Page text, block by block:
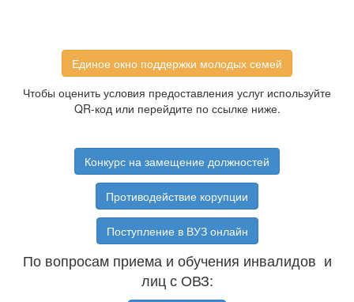
Единое окно поддержки молодых семей
Чтобы оценить условия предоставления услуг используйте
QR-код или перейдите по ссылке ниже.
Конкурс на замещение должностей
Противодействие корупции
Поступление в ВУЗ онлайн
По вопросам приема и обучения инвалидов и
лиц с ОВЗ: